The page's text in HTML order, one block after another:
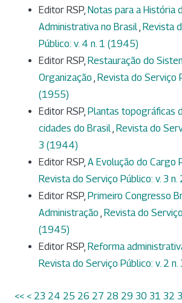
Editor RSP, Notas para a História
Administrativa no Brasil, Revista
Público: v. 4 n. 1 (1945)
Editor RSP, Restauração do
Organização , Revista do Serviço
(1955)
Editor RSP, Plantas topográficas
cidades do Brasil, Revista do
3 (1944)
Editor RSP, A Evolução do Cargo
Revista do Serviço Público: v. 3
Editor RSP, Primeiro Congresso
Administração , Revista do
(1945)
Editor RSP, Reforma
Revista do Serviço Público: v. 2
<< < 23 24 25 26 27 28 29 30 31 32